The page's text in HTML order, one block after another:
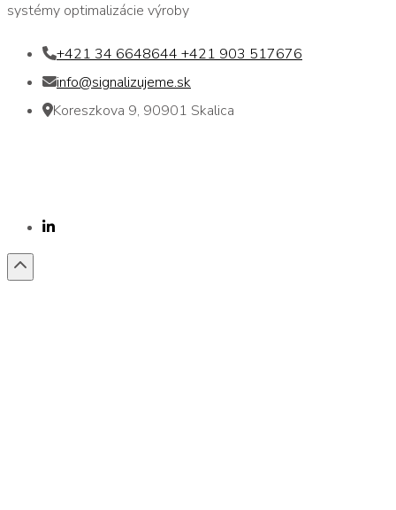
systémy optimalizácie výroby
+421 34 6648644 +421 903 517676
info@signalizujeme.sk
Koreszkova 9, 90901 Skalica